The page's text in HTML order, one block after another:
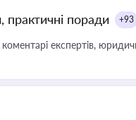
практичні поради +93
експертів,